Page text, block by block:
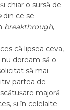
chiar o sursă de
din ce se
breakthrough,
că lipsea ceva,
doream să o
să mai
partea de
majoră
și în celelalte